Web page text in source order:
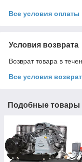
Все условия оплаты
Условия возврата
Возврат товара в
Все условия
Подобные товары